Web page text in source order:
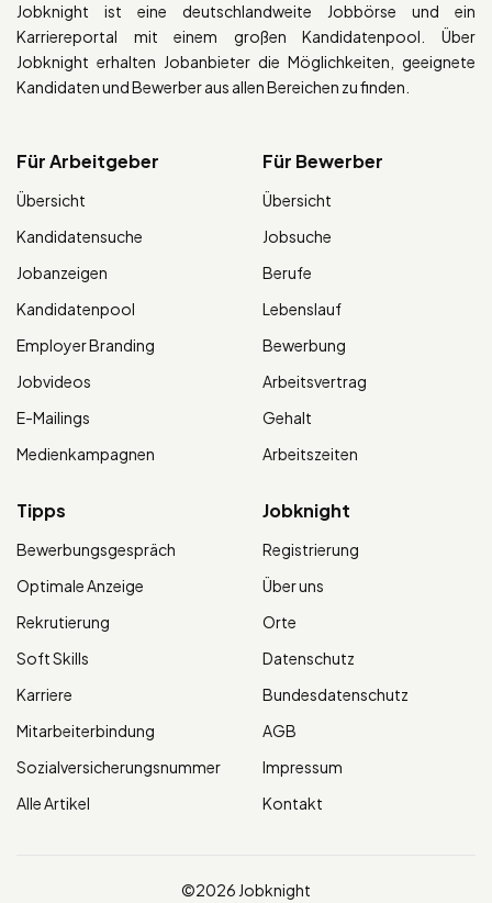
Jobknight ist eine deutschlandweite Jobbörse und ein
Karriereportal mit einem großen Kandidatenpool. Über
Jobknight erhalten Jobanbieter die Möglichkeiten, geeignete
Kandidaten und Bewerber aus allen Bereichen zu finden.
Für Arbeitgeber
Übersicht
Kandidatensuche
Jobanzeigen
Kandidatenpool
Employer Branding
Jobvideos
E-Mailings
Medienkampagnen
Für Bewerber
Übersicht
Jobsuche
Berufe
Lebenslauf
Bewerbung
Arbeitsvertrag
Gehalt
Arbeitszeiten
Tipps
Bewerbungsgespräch
Optimale Anzeige
Rekrutierung
Soft Skills
Karriere
Mitarbeiterbindung
Sozialversicherungsnummer
Alle Artikel
Jobknight
Registrierung
Über uns
Orte
Datenschutz
Bundesdatenschutz
AGB
Impressum
Kontakt
©2026 Jobknight